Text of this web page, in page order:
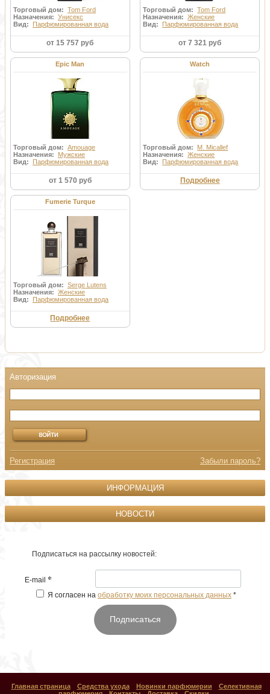
Торговый дом: Tom Ford
Назначения: Унисекс
Вид:
Парфюмированная вода
от 15 757 руб
Торговый дом:Tom Ford
Назначения:Женские
Вид:
Парфюмированная вода
от 7 321 руб
Epic Man
Торговый дом: Amouage
Назначения: Мужские
Вид:
Парфюмированная вода
от 1 570 руб
Watch
Торговый дом: M. Micallef
Назначения:Женские
Вид:
Парфюмированная вода
Подробнее
Fumerie Turque
Торговый дом: Serge Lutens
Назначения: Женские
Вид:
Парфюмированная вода
Подробнее
Регистрация Забыли пароль?
ИНФОРМАЦИЯ
НОВОСТИ
Подписаться на рассылку новостей:
E-mail *
Я согласен на обработку моих персональных данных *
Подписаться
Главная страница Средства ухода Новинки парфюмерии
Селективная